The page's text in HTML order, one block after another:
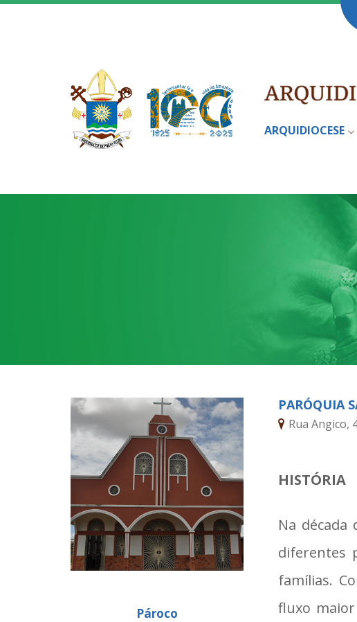
ARQUIDIOCESE
Pároco
PARÓQUIA
Rua Angico,
HISTÓRIA
Na
diferentes
famílias.
fluxo